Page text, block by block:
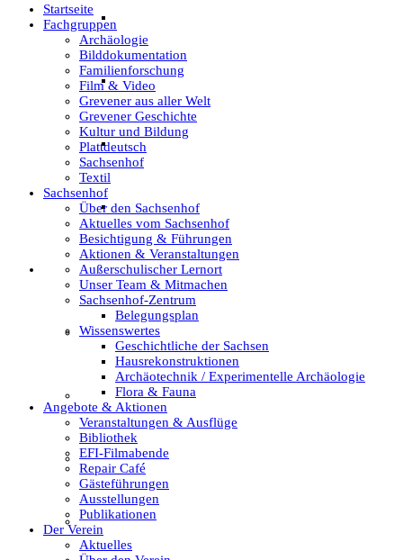
Hausrekonstruktionen
Archäotechnik / Experimentelle Archäologie
Flora & Fauna
Angebote & Aktionen
Veranstaltungen & Ausflüge
Bibliothek
EFI-Filmabende
Repair Café
Startseite
Fachgruppen
Archäologie
Bilddokumentation
Familienforschung
Film & Video
Grevener aus aller Welt
Grevener Geschichte
Kultur und Bildung
Plattdeutsch
Sachsenhof
Textil
Sachsenhof
Über den Sachsenhof
Aktuelles vom Sachsenhof
Besichtigung & Führungen
Aktionen & Veranstaltungen
Außerschulischer Lernort
Unser Team & Mitmachen
Sachsenhof-Zentrum
Belegungsplan
Wissenswertes
Geschichtliche der Sachsen
Hausrekonstruktionen
Archäotechnik / Experimentelle Archäologie
Flora & Fauna
Angebote & Aktionen
Veranstaltungen & Ausflüge
Bibliothek
EFI-Filmabende
Repair Café
Gästeführungen
Ausstellungen
Publikationen
Der Verein
Aktuelles